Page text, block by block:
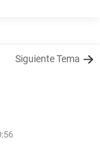
Siguiente Tema